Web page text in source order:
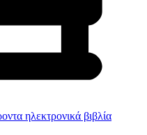
ηλεκτρονικά βιβλία